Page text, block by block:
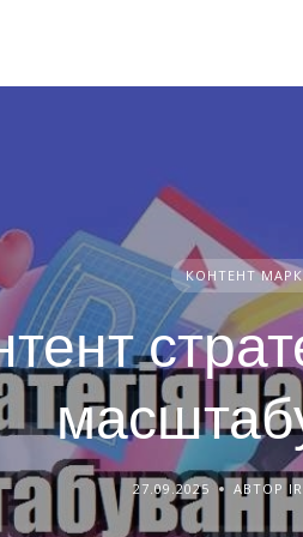
КОНТЕНТ
27.09.2025 АВТОР